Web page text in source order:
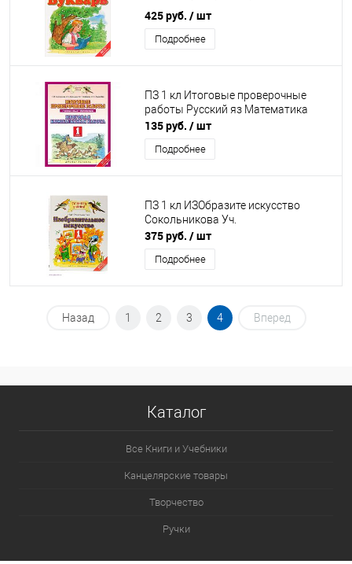
425 руб. / шт
Подробнее
ПЗ 1 кл Итоговые проверочные
работы Русский яз Математика
135 руб. / шт
Подробнее
ПЗ 1 кл ИЗОбразите искусство
Сокольникова Уч.
375 руб. / шт
Подробнее
Назад 1 2 3 4 Вперед
Каталог
Все Книги и Учебники
Канцелярские товары
Творчество
Ручки